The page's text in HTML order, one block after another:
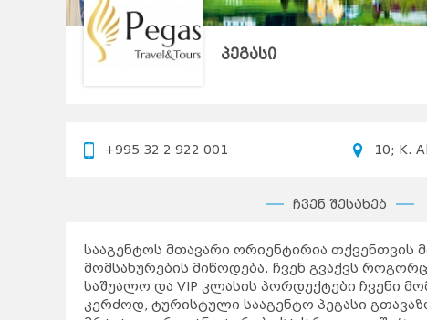
პეგასი
+995 32 2 922 001 10; K.
ჩვენ შესახებ
სააგენტოს მთავარი ორიენტირია თქვენთვის
მომსახურების მიწოდება. ჩვენ გვაქვს
საშუალო და VIP კლასის პორდუქტები ჩვენი
კერძოდ, ტურისტული სააგენტო პეგასი